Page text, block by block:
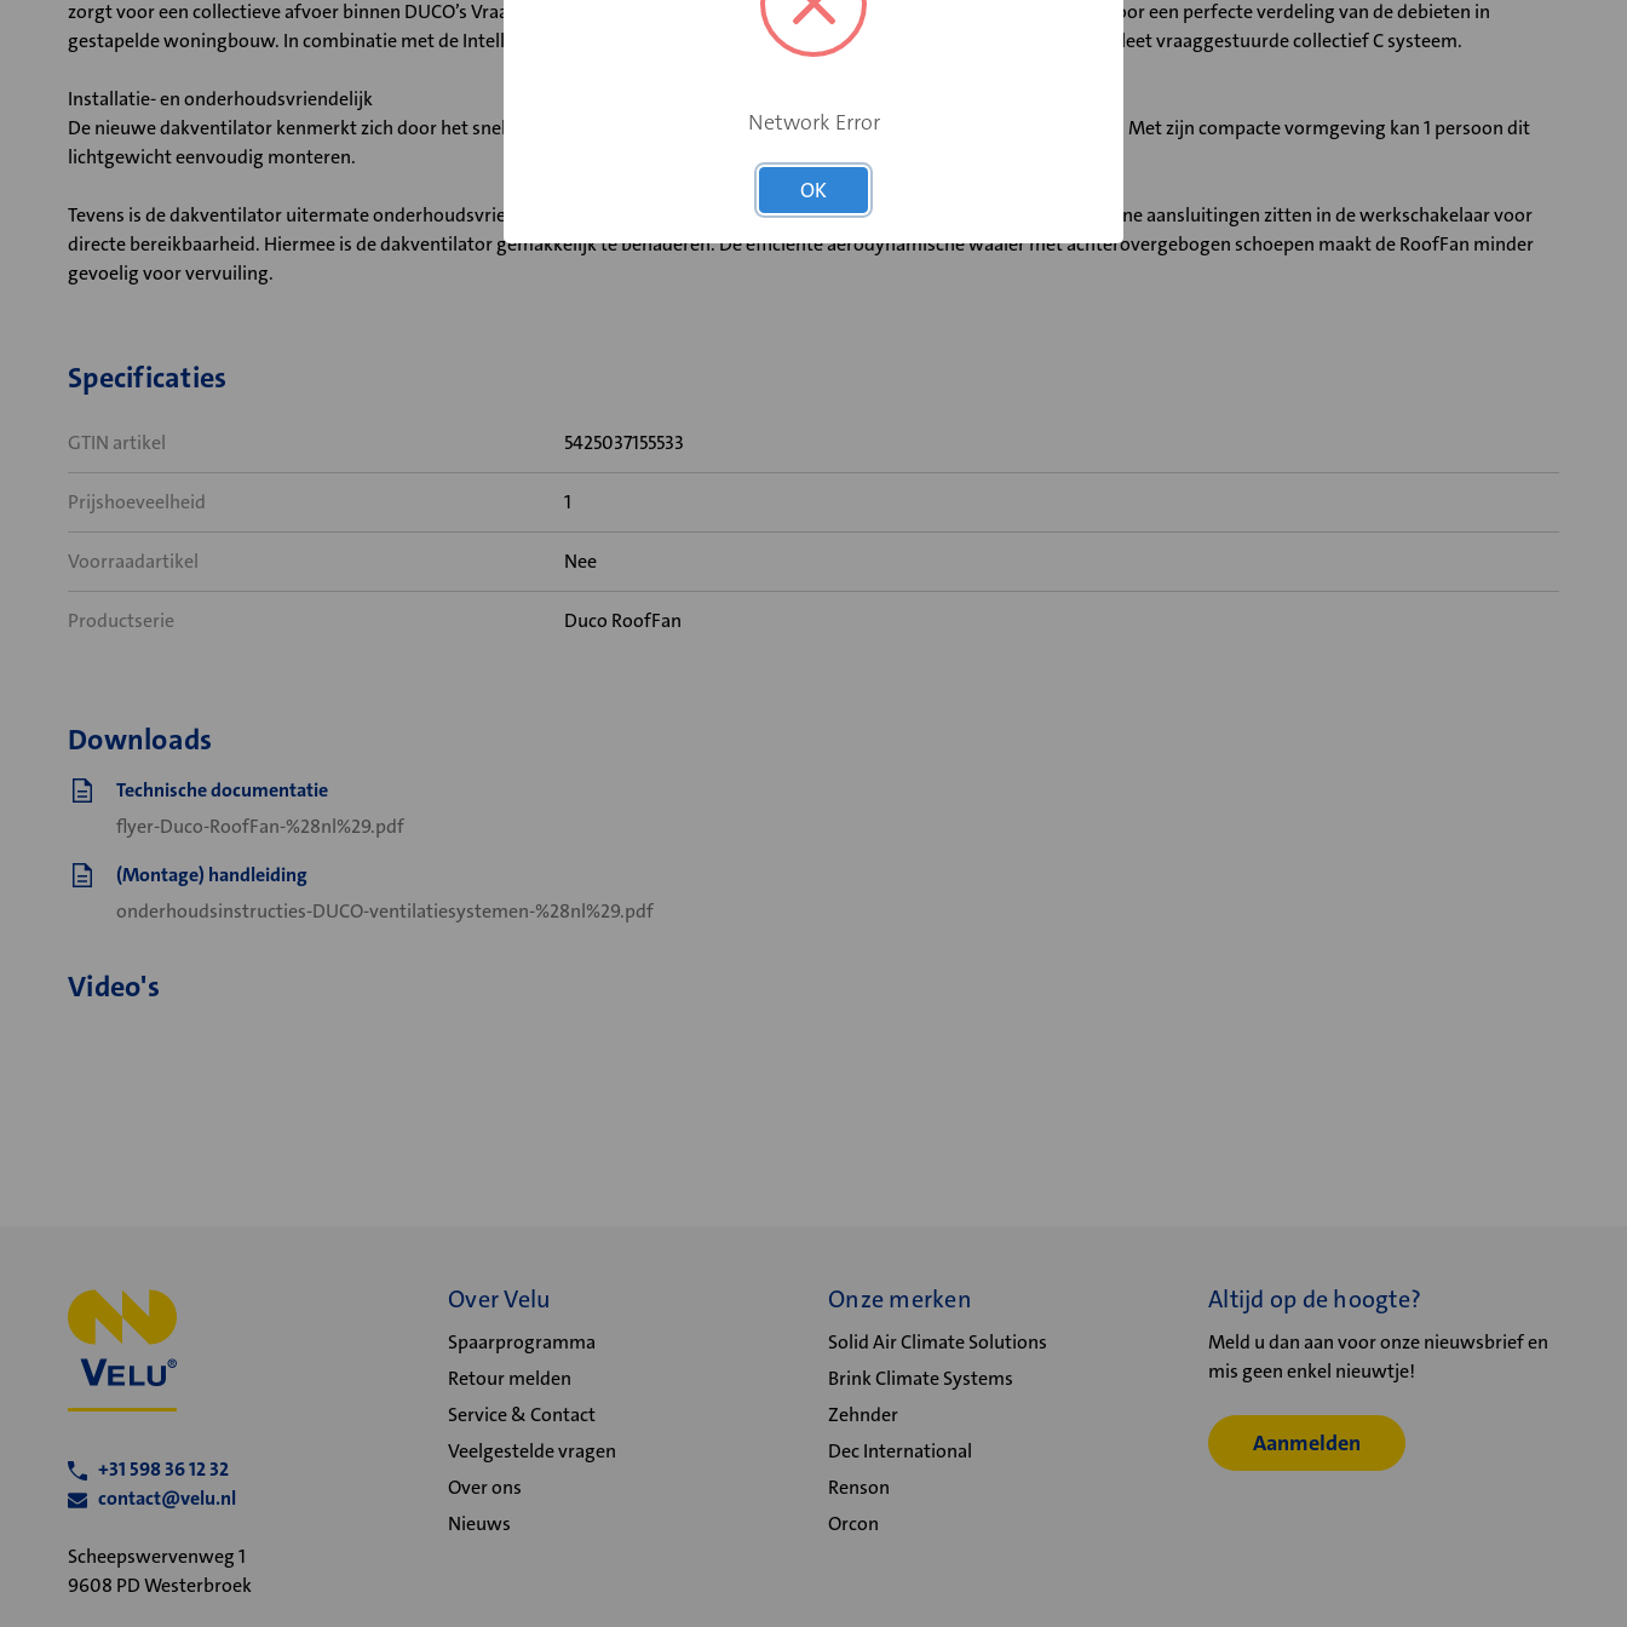
zorgt voor een collectieve afvoer binnen DUCO’s Vraaggestuurde Natuurlijke Ventilatiesystemen (VNV). De druksturing zorgt voor een perfecte verdeling van de debieten in
gestapelde woningbouw. In combinatie met de Intelli Air Valve of iAV biedt de Duco RoofFan de oplossing voor het eerste compleet vraaggestuurde collectief C systeem.
Installatie- en onderhoudsvriendelijk
De nieuwe dakventilator kenmerkt zich door het snelle installatie- en onderhoudsgemak. De RoofFan weegt slechts 11 kilogram. Met zijn compacte vormgeving kan 1 persoon dit
lichtgewicht eenvoudig monteren.
Tevens is de dakventilator uitermate onderhoudsvriendelijk. Losse printplaten onder de kap zijn er niet. De voeding en alle externe aansluitingen zitten in de werkschakelaar voor
directe bereikbaarheid. Hiermee is de dakventilator gemakkelijk te benaderen. De efficiënte aerodynamische waaier met achterovergebogen schoepen maakt de RoofFan minder
gevoelig voor vervuiling.
Specificaties
GTIN artikel 5425037155533
Prijshoeveelheid 1
Voorraadartikel Nee
Productserie Duco RoofFan
Downloads
Technische documentatie
flyer-Duco-RoofFan-%28nl%29.pdf
(Montage) handleiding
onderhoudsinstructies-DUCO-ventilatiesystemen-%28nl%29.pdf
Video's
+31 598 36 12 32
contact@velu.nl
Scheepswervenweg 1
9608 PD Westerbroek
Over Velu
Spaarprogramma
Retour melden
Service & Contact
Veelgestelde vragen
Over ons
Nieuws
Onze merken
Solid Air Climate Solutions
Brink Climate Systems
Zehnder
Dec International
Renson
Orcon
Altijd op de hoogte?
Meld u dan aan voor onze nieuwsbrief en
mis geen enkel nieuwtje!
Aanmelden
Network Error
OK